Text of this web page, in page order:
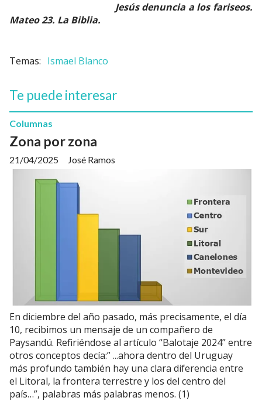
Jesús denuncia a los fariseos.
Mateo 23. La Biblia.
Ismael Blanco
Te puede interesar
Zona por zona
José Ramos
Columnas
21/04/2025
En diciembre del año pasado, más precisamente, el día
10, recibimos un mensaje de un compañero de
Paysandú. Refiriéndose al artículo “Balotaje 2024” entre
otros conceptos decía:” ...ahora dentro del Uruguay
más profundo también hay una clara diferencia entre
el Litoral, la frontera terrestre y los del centro del
país…”, palabras más palabras menos. (1)